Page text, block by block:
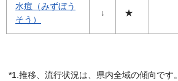
水痘（みずぼう
そう）
↓ ★
*1.推移、流行状況は、県内全域の傾向です